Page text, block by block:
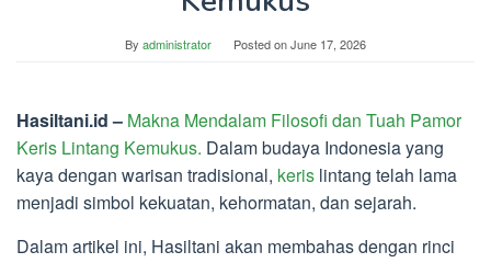
By administrator Posted onJune 17, 2026
Hasiltani.id – Makna Mendalam Filosofi dan Tuah Pamor
Keris Lintang Kemukus. Dalam budaya Indonesia yang
kaya dengan warisan tradisional, keris lintang telah lama
menjadi simbol kekuatan, kehormatan, dan sejarah.
Dalam artikel ini, Hasiltani akan membahas dengan rinci